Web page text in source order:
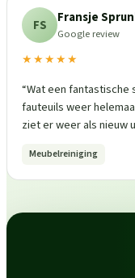
FS Fransje
Google review
★★★★★
“Wat een fantastische
fauteuils weer
ziet er weer als nieuw
Meubelreiniging